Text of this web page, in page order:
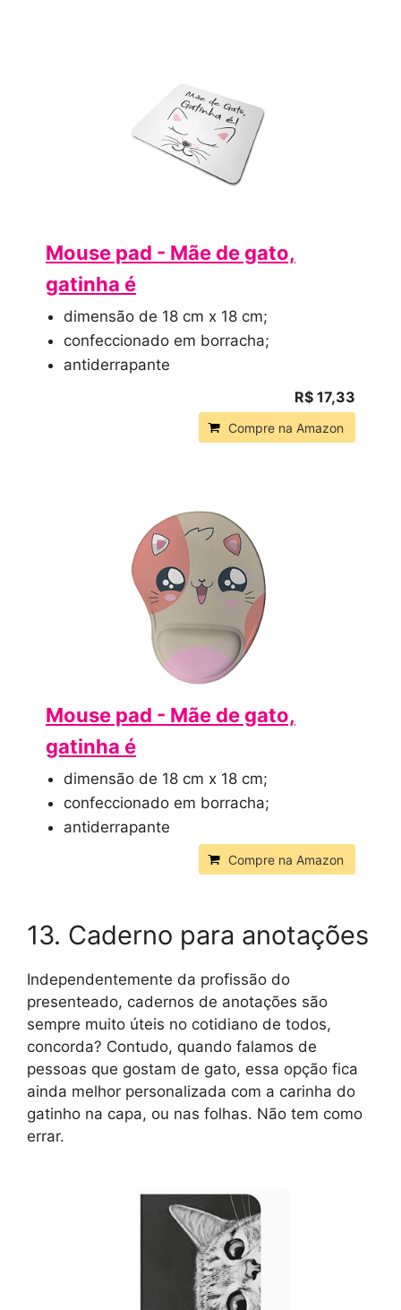
Mouse pad - Mãe de gato,
gatinha é
dimensão de 18 cm x 18 cm;
confeccionado em borracha;
antiderrapante
R$ 17,33
Compre na Amazon
Mouse pad - Mãe de gato,
gatinha é
dimensão de 18 cm x 18 cm;
confeccionado em borracha;
antiderrapante
Compre na Amazon
13. Caderno para anotações
Independentemente da profissão do
presenteado, cadernos de anotações são
sempre muito úteis no cotidiano de todos,
concorda? Contudo, quando falamos de
pessoas que gostam de gato, essa opção fica
ainda melhor personalizada com a carinha do
gatinho na capa, ou nas folhas. Não tem como
errar.